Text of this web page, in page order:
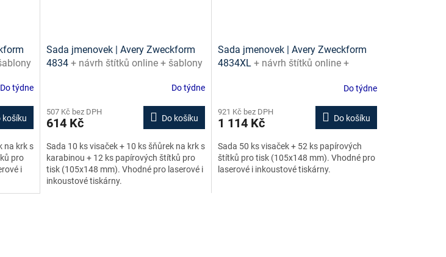
Do týdne
košíku
na krk s
pro
i
Sada jmenovek | Avery Zweckform
4834 + návrh štítků online + šablony
Do týdne
507 Kč bez DPH
614 Kč Do košíku
Sada 10 ks visaček + 10 ks šňůrek na krk s
karabinou + 12 ks papírových štítků pro
tisk (105x148 mm). Vhodné pro laserové i
inkoustové tiskárny.
Sada jmenovek | Avery Zweckform
4834XL + návrh štítků online +
Do týdne
921 Kč bez DPH
1 114 Kč Do košíku
Sada 50 ks visaček + 52 ks papírových
štítků pro tisk (105x148 mm). Vhodné pro
laserové i inkoustové tiskárny.